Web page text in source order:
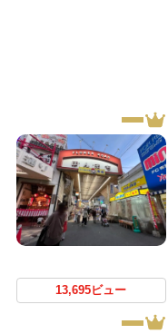
13,695ビュー